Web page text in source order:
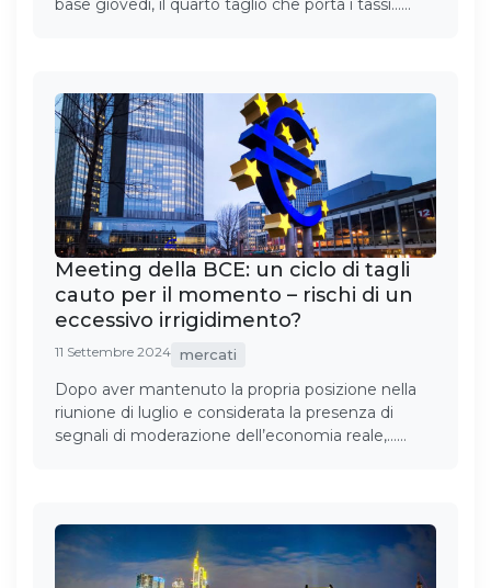
base giovedì, il quarto taglio che porta i tassi……
Meeting della BCE: un ciclo di tagli
cauto per il momento – rischi di un
eccessivo irrigidimento?
11 Settembre 2024 mercati
Dopo aver mantenuto la propria posizione nella
riunione di luglio e considerata la presenza di
segnali di moderazione dell’economia reale,……